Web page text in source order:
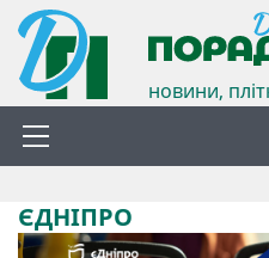
новини,
ЄДНІПРО